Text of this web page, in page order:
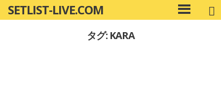
ン
SETLIST-LIVE.COM
メ
イ
タグ: KARA